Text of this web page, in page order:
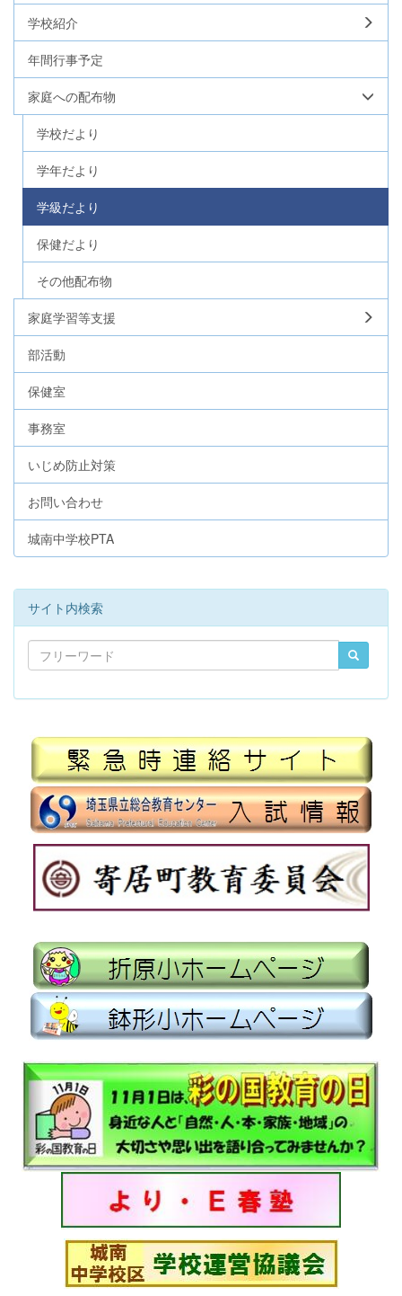
学校紹介
年間行事予定
家庭への配布物
学校だより
学年だより
学級だより
保健だより
その他配布物
家庭学習等支援
部活動
保健室
事務室
いじめ防止対策
お問い合わせ
城南中学校PTA
サイト内検索